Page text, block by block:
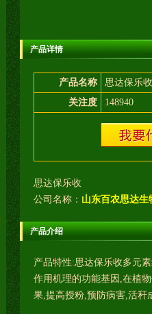
产品详情
产品名称
思达保乐收
关注度
148940
思达保乐收
公司名称： 山东百农思达生
产品介绍
产品特性:思达保乐收多元
作用机理的功能基因,在植
果,提高授粉,预防病害,活秆